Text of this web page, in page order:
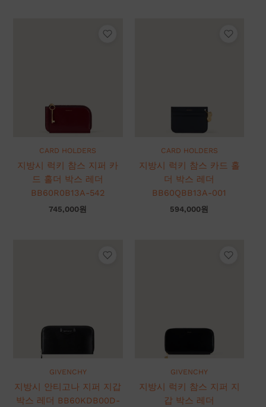
CARD HOLDERS
지방시 럭키 참스 지퍼 카
드 홀더 박스 레더
BB60R0B13A-542
745,000원
CARD HOLDERS
지방시 럭키 참스 카드 홀
더 박스 레더
BB60QBB13A-001
594,000원
GIVENCHY
지방시 안티고나 지퍼 지갑
박스 레더 BB60KDB00D-
GIVENCHY
지방시 럭키 참스 지퍼 지
갑 박스 레더